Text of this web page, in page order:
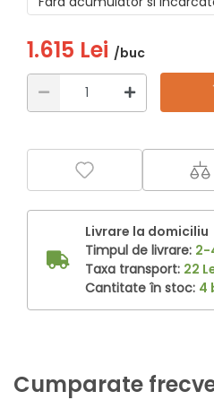
1.615 Lei /buc
Livrare la domiciliu
Timpul de livrare: 2-
Taxa transport: 22
Cantitate în stoc: 4
Cumparate